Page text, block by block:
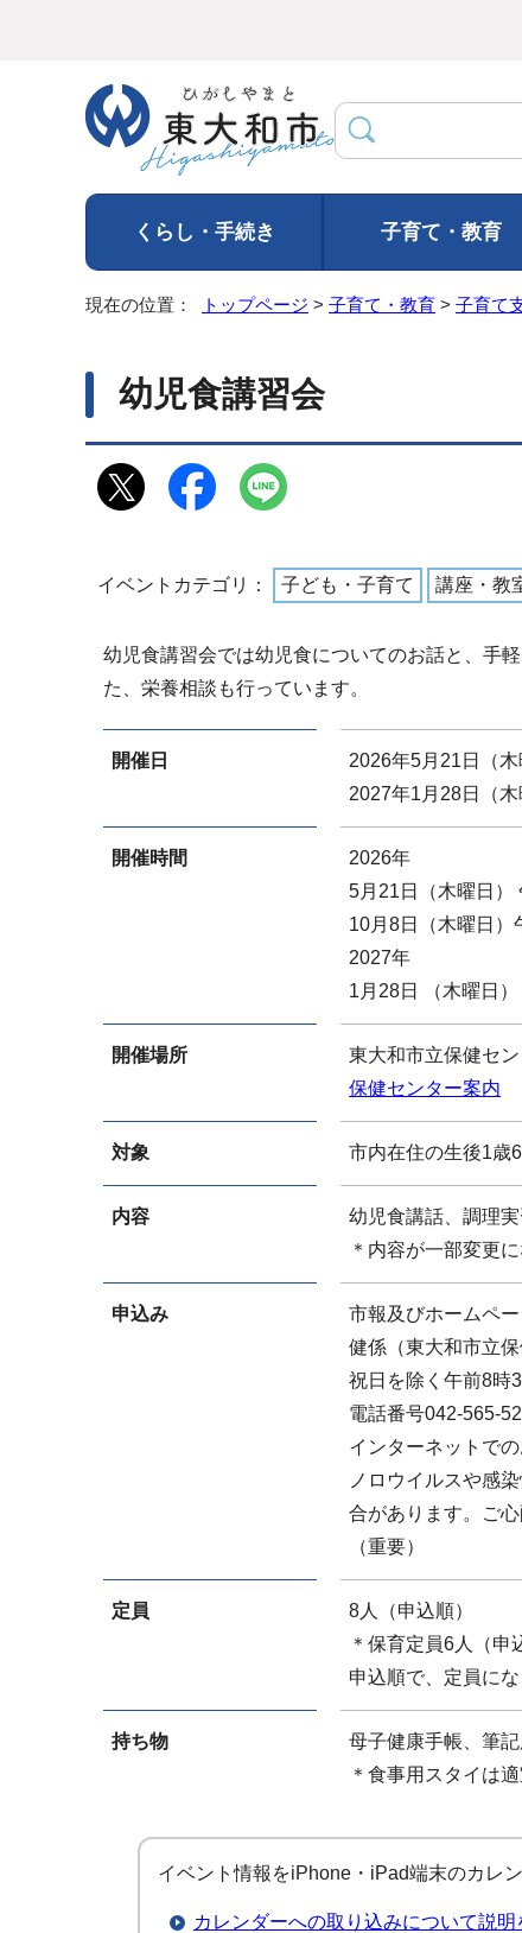
くらし・手続き 子育て・教育
現在の位置： トップページ > 子育て・教育 > 子育て
幼児食講習会
イベントカテゴリ： 子ども・子育て 講座・教
幼児食講習会では幼児食についてのお話と、手
た、栄養相談も行っています。
開催日
2026年5月21日（木
2027年1月28日（木
開催時間
2026年
5月21日（木曜日）
10月8日（木曜日）
2027年
1月28日 （木曜日
開催場所
東大和市立保健セ
保健センター案内
対象 市内在住の生後1歳
内容
幼児食講話、調理
＊内容が一部変更
申込み
市報及びホームペ
健係（東大和市立
祝日を除く午前8時
電話番号042-565-
インターネットで
ノロウイルスや感
合があります。ご
（重要）
定員
8人（申込順）
＊保育定員6人（申
申込順で、定員に
持ち物
母子健康手帳、筆
＊食事用スタイは
イベント情報をiPhone・iPad端末のカレ
カレンダーへの取り込みについて説明